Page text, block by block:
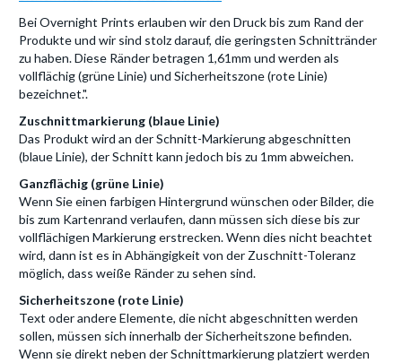
Bei Overnight Prints erlauben wir den Druck bis zum Rand der
Produkte und wir sind stolz darauf, die geringsten Schnittränder
zu haben. Diese Ränder betragen 1,61mm und werden als
vollflächig (grüne Linie) und Sicherheitszone (rote Linie)
bezeichnet.".
Zuschnittmarkierung (blaue Linie)
Das Produkt wird an der Schnitt-Markierung abgeschnitten
(blaue Linie), der Schnitt kann jedoch bis zu 1mm abweichen.
Ganzflächig (grüne Linie)
Wenn Sie einen farbigen Hintergrund wünschen oder Bilder, die
bis zum Kartenrand verlaufen, dann müssen sich diese bis zur
vollflächigen Markierung erstrecken. Wenn dies nicht beachtet
wird, dann ist es in Abhängigkeit von der Zuschnitt-Toleranz
möglich, dass weiße Ränder zu sehen sind.
Sicherheitszone (rote Linie)
Text oder andere Elemente, die nicht abgeschnitten werden
sollen, müssen sich innerhalb der Sicherheitszone befinden.
Wenn sie direkt neben der Schnittmarkierung platziert werden